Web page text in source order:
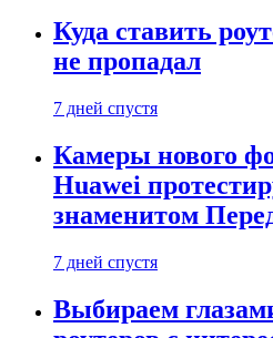
Куда ставить
не пропадал
7 дней спустя
Камеры нового
Huawei
знаменитом
7 дней спустя
Выбираем